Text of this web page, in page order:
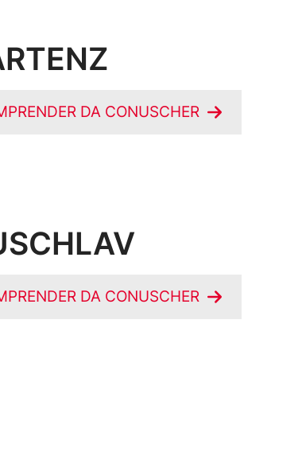
DA CONUSCHER
DA CONUSCHER